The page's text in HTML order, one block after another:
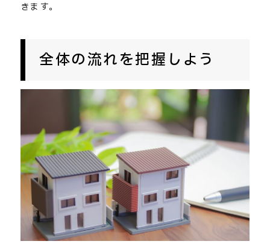
きます。
全体の流れを把握しよう